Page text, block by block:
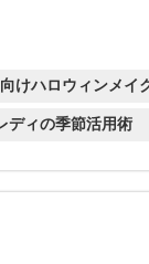
けハロウィンメイ
ディの季節活用術